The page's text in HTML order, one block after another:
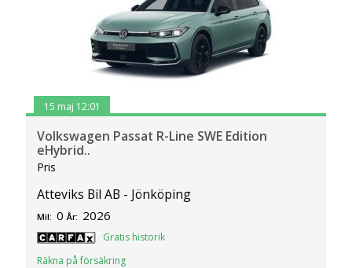
15 maj 12:01
Volkswagen Passat R-Line SWE Edition
eHybrid..
Pris
Atteviks Bil AB - Jönköping
Mil: 0 År: 2026
Gratis historik
Räkna på försäkring